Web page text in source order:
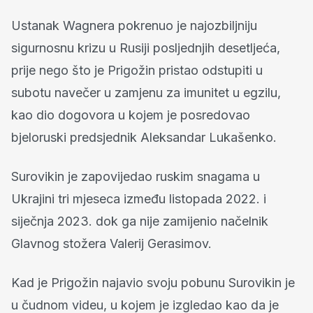
Ustanak Wagnera pokrenuo je najozbiljniju
sigurnosnu krizu u Rusiji posljednjih desetljeća,
prije nego što je Prigožin pristao odstupiti u
subotu navečer u zamjenu za imunitet u egzilu,
kao dio dogovora u kojem je posredovao
bjeloruski predsjednik Aleksandar Lukašenko.
Surovikin je zapovijedao ruskim snagama u
Ukrajini tri mjeseca između listopada 2022. i
siječnja 2023. dok ga nije zamijenio načelnik
Glavnog stožera Valerij Gerasimov.
Kad je Prigožin najavio svoju pobunu Surovikin je
u čudnom videu, u kojem je izgledao kao da je